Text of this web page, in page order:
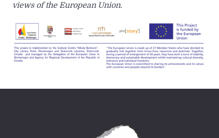
views of the European Union.